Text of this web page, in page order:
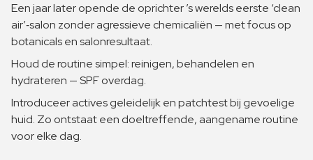
Een jaar later opende de oprichter ’s werelds eerste ‘clean
air’‑salon zonder agressieve chemicaliën — met focus op
botanicals en salonresultaat.
Houd de routine simpel: reinigen, behandelen en
hydrateren — SPF overdag.
Introduceer actives geleidelijk en patchtest bij gevoelige
huid. Zo ontstaat een doeltreffende, aangename routine
voor elke dag.